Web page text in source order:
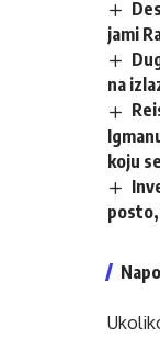
jami
na
koju